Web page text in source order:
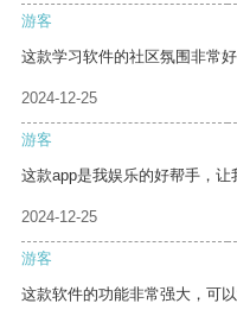
游客
这款学习软件的社区氛围非常
2024-12-25
游客
这款app是我娱乐的好帮手，让
2024-12-25
游客
这款软件的功能非常强大，可